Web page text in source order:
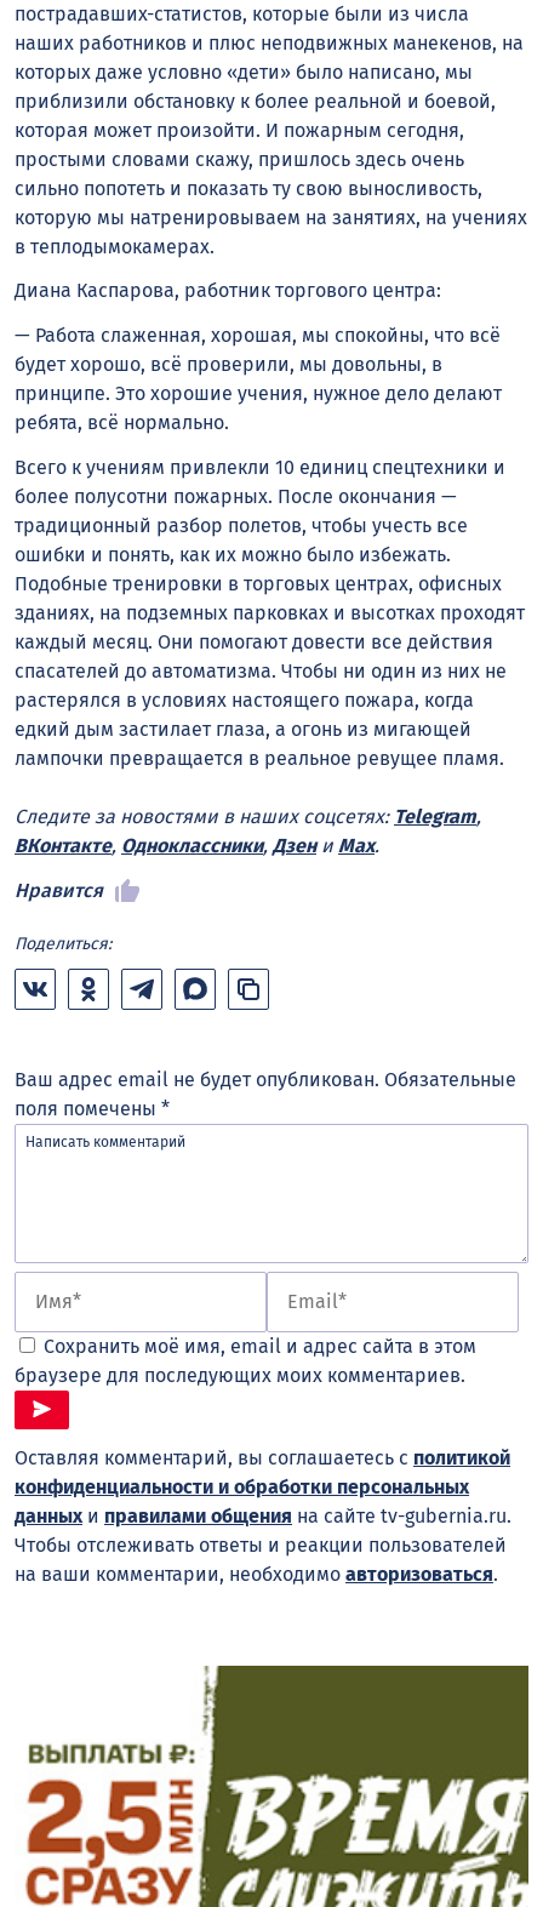
пострадавших-статистов, которые были из числа
наших работников и плюс неподвижных манекенов, на
которых даже условно «дети» было написано, мы
приблизили обстановку к более реальной и боевой,
которая может произойти. И пожарным сегодня,
простыми словами скажу, пришлось здесь очень
сильно попотеть и показать ту свою выносливость,
которую мы натренировываем на занятиях, на учениях
в теплодымокамерах.
Диана Каспарова, работник торгового центра:
— Работа слаженная, хорошая, мы спокойны, что всё
будет хорошо, всё проверили, мы довольны, в
принципе. Это хорошие учения, нужное дело делают
ребята, всё нормально.
Всего к учениям привлекли 10 единиц спецтехники и
более полусотни пожарных. После окончания —
традиционный разбор полетов, чтобы учесть все
ошибки и понять, как их можно было избежать.
Подобные тренировки в торговых центрах, офисных
зданиях, на подземных парковках и высотках проходят
каждый месяц. Они помогают довести все действия
спасателей до автоматизма. Чтобы ни один из них не
растерялся в условиях настоящего пожара, когда
едкий дым застилает глаза, а огонь из мигающей
лампочки превращается в реальное ревущее пламя.
Следите за новостями в наших соцсетях: Telegram,
ВКонтакте, Одноклассники, Дзени Max.
Нравится
Поделиться:
Ваш адрес email не будет опубликован. Обязательные
поля помечены *
Сохранить моё имя, email и адрес сайта в этом
браузере для последующих моих комментариев.
Оставляя комментарий, вы соглашаетесь с политикой
конфиденциальности и обработки персональных
данныхи правилами общения на сайте tv-gubernia.ru.
Чтобы отслеживать ответы и реакции пользователей
на ваши комментарии, необходимо авторизоваться.